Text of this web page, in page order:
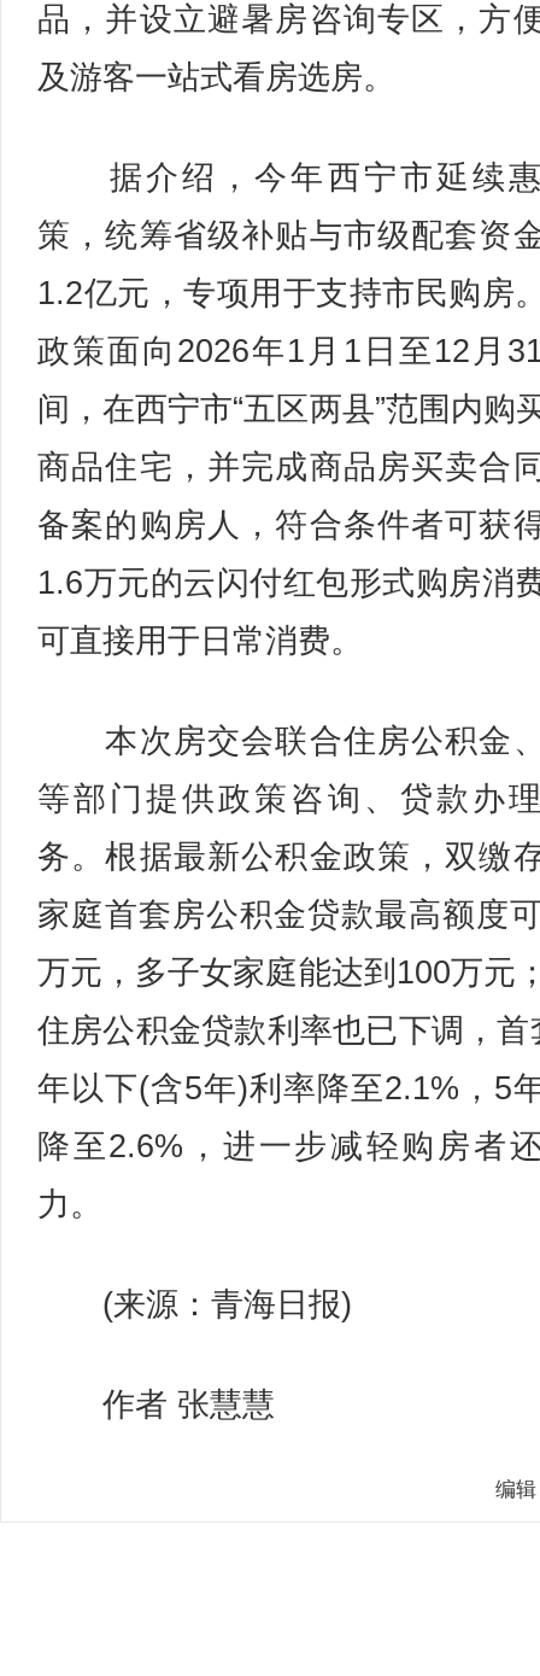
品，并设立避暑房咨询专区，方
及游客一站式看房选房。
据介绍，今年西宁市延续
策，统筹省级补贴与市级配套资
1.2亿元，专项用于支持市民购房
政策面向2026年1月1日至12月
间，在西宁市“五区两县”范围内购
商品住宅，并完成商品房买卖合
备案的购房人，符合条件者可获
1.6万元的云闪付红包形式购房消
可直接用于日常消费。
本次房交会联合住房公积金
等部门提供政策咨询、贷款办
务。根据最新公积金政策，双缴
家庭首套房公积金贷款最高额度
万元，多子女家庭能达到100万元
住房公积金贷款利率也已下调，首
年以下(含5年)利率降至2.1%，5
降至2.6%，进一步减轻购房者
力。
(来源：青海日报)
作者 张慧慧
编